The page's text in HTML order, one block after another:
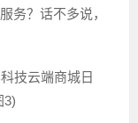
务？话不多说，